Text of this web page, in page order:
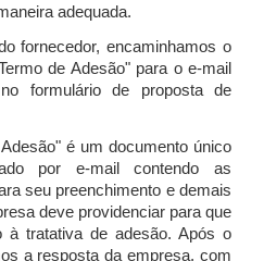
adequada.
fornecedor, encaminhamos o
de Adesão" para o e-mail
formulário de proposta de
é um documento único
por e-mail contendo as
seu preenchimento e demais
deve providenciar para que
à tratativa de adesão. Após o
a resposta da empresa, com